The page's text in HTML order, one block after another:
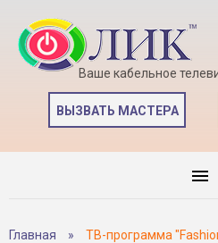
Ваше кабельное
ВЫЗВАТЬ МАСТЕРА
Главная » ТВ-программа